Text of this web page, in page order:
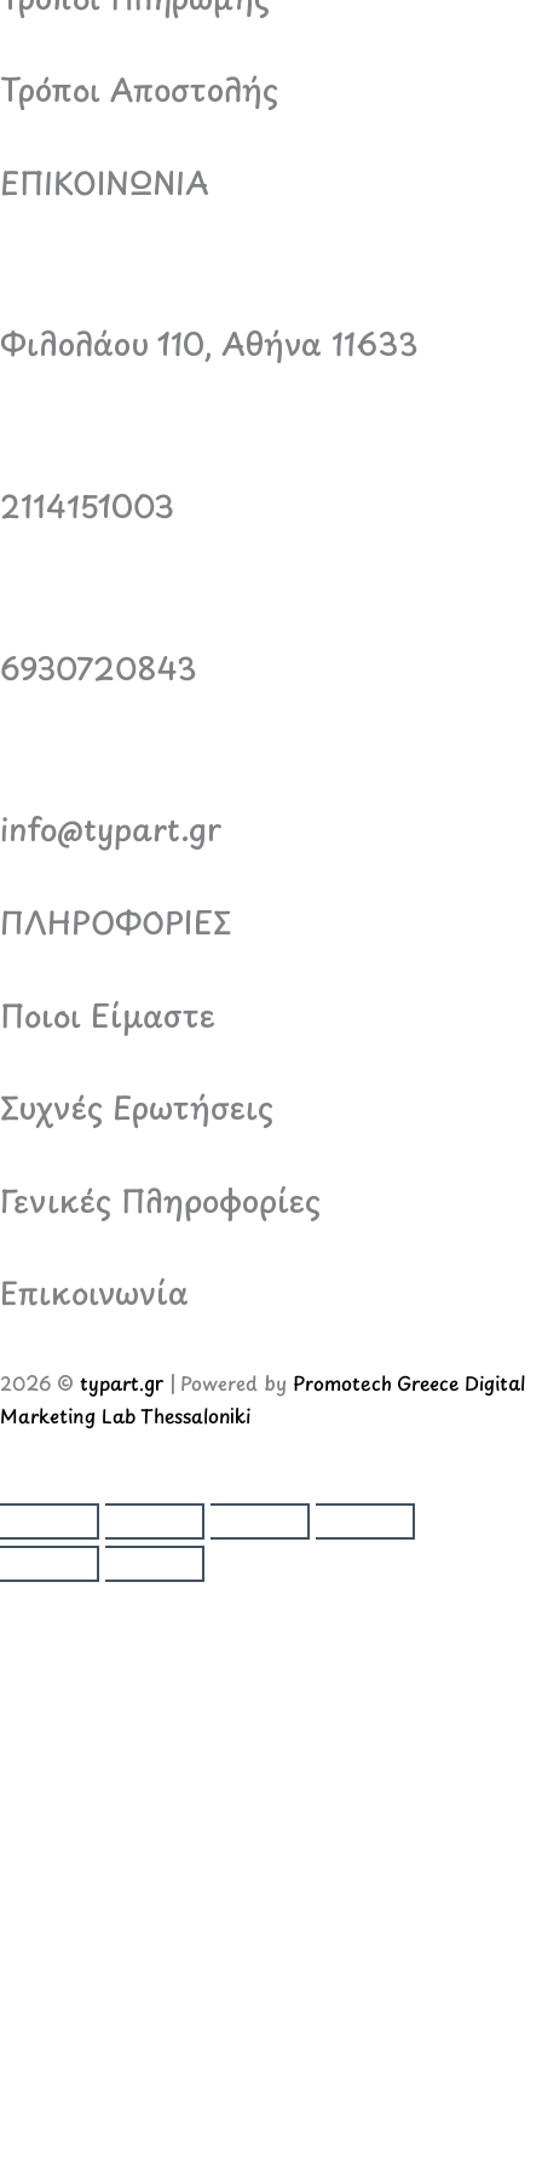
Τρόποι Αποστολής
ΕΠΙΚΟΙΝΩΝΙΑ
Φιλολάου 110, Αθήνα 11633
2114151003
6930720843
info@typart.gr
ΠΛΗΡΟΦΟΡΙΕΣ
Ποιοι Είμαστε
Συχνές Ερωτήσεις
Γενικές Πληροφορίες
Επικοινωνία
2026 © typart.gr | Powered by Promotech Greece Digital
Marketing Lab Thessaloniki